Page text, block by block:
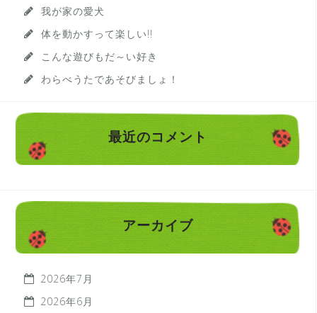
我が家の愛犬
体を動かすって楽しい!!
こんな遊びもだ～い好き
わらべうたであそびましょ！
最近のコメント
アーカイブ
2026年7月
2026年6月